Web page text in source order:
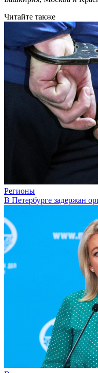
Читайте также
Регионы
В Петербурге задержан